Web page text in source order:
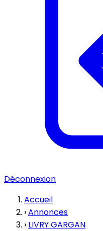
Déconnexion
Accueil
›Annonces
› LIVRY GARGAN